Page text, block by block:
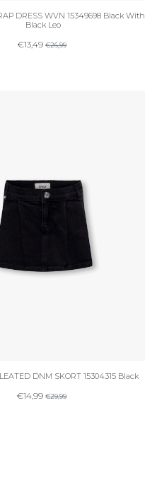
DRESS WVN 15349698 Black With
Black Leo
€13,49 €26,99
DNM SKORT 15304315 Black
€14,99€29,99